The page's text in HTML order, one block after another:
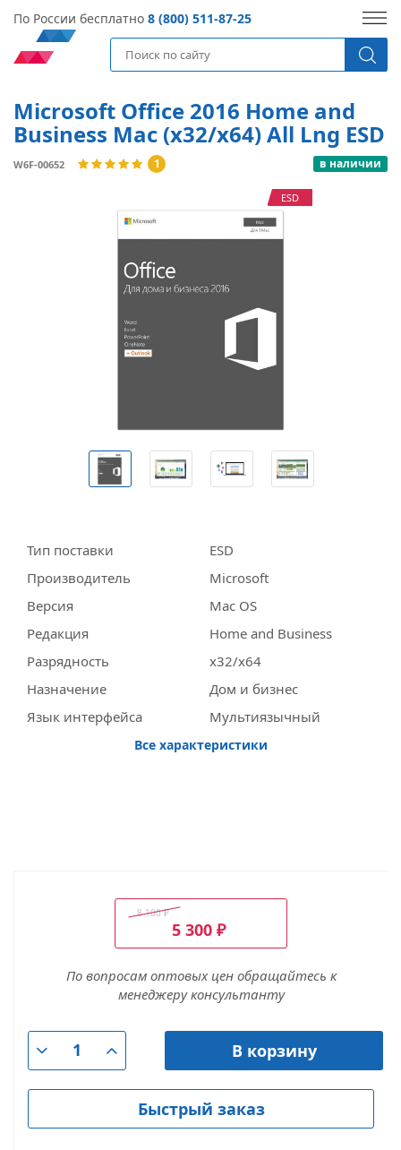
По России бесплатно 8 (800) 511-87-25
Microsoft Office 2016 Home and
Business Mac (x32/x64) All Lng ESD
W6F-00652 1 в наличии
ESD
Тип поставки
ESD
Производитель
Miсrosoft
Версия
Mac OS
Редакция
Home and Business
Разрядность
x32/x64
Назначение
Дом и бизнес
Язык интерфейса
Мультиязычный
Все характеристики
8 100₽
5 300 ₽
По вопросам оптовых цен обращайтесь к
менеджеру консультанту
В корзину
Быстрый заказ